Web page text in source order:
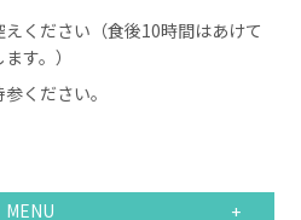
ください（食後10時間はあけて
す。）
ください。
MENU